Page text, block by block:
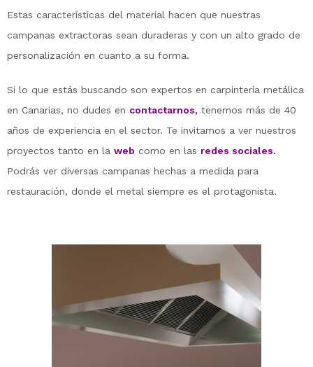
Estas características del material hacen que nuestras
campanas extractoras sean duraderas y con un alto grado de
personalización en cuanto a su forma.
Si lo que estás buscando son expertos en carpintería metálica
en Canarias, no dudes en contactarnos, tenemos más de 40
años de experiencia en el sector. Te invitamos a ver nuestros
proyectos tanto en la web como en las redes sociales.
Podrás ver diversas campanas hechas a medida para
restauración, donde el metal siempre es el protagonista.